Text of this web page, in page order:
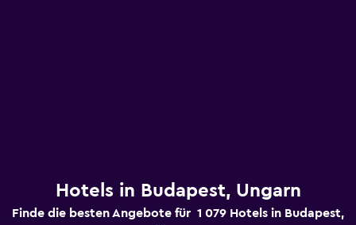
Hotels in Budapest, Ungarn
Finde die besten Angebote für 1 079 Hotels in Budapest,